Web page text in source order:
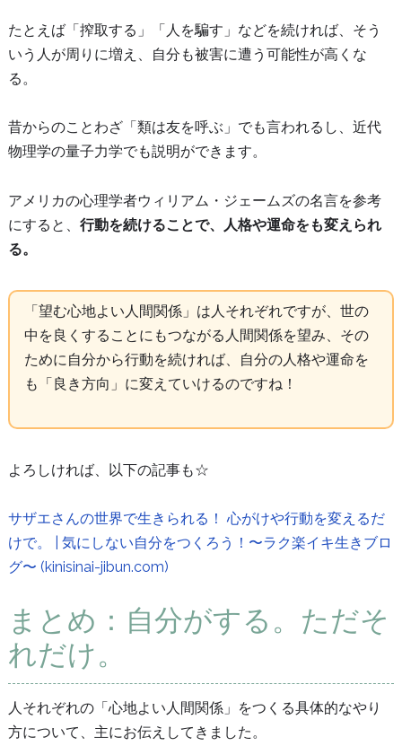
たとえば「搾取する」「人を騙す」などを続ければ、そう
いう人が周りに増え、自分も被害に遭う可能性が高くな
る。
昔からのことわざ「類は友を呼ぶ」でも言われるし、近代
物理学の量子力学でも説明ができます。
アメリカの心理学者ウィリアム・ジェームズの名言を参考
にすると、 行動を続けることで、人格や運命をも変えられ
る。
「望む心地よい人間関係」は人それぞれですが、世の
中を良くすることにもつながる人間関係を望み、その
ために自分から行動を続ければ、自分の人格や運命を
も「良き方向」に変えていけるのですね！
よろしければ、以下の記事も☆
サザエさんの世界で生きられる！ 心がけや行動を変えるだ
けで。 | 気にしない自分をつくろう！〜ラク楽イキ生きブロ
グ〜 (kinisinai-jibun.com)
まとめ：自分がする。ただそ
れだけ。
人それぞれの「心地よい人間関係」をつくる具体的なやり
方について、主にお伝えしてきました。